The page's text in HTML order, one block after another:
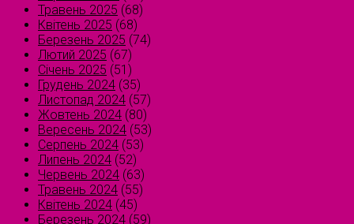
Травень 2025 (68)
Квітень 2025 (68)
Березень 2025 (74)
Лютий 2025 (67)
Січень 2025 (51)
Грудень 2024 (35)
Листопад 2024 (57)
Жовтень 2024 (80)
Вересень 2024 (53)
Серпень 2024 (53)
Липень 2024 (52)
Червень 2024 (63)
Травень 2024 (55)
Квітень 2024 (45)
Березень 2024 (59)